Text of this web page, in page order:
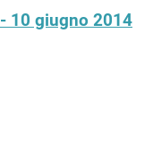
10 giugno 2014